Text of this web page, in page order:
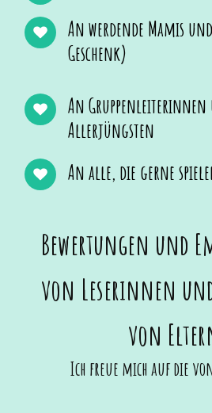
An werdende Mamis
Geschenk)
An
Allerjüngsten
An alle, die gerne
Bewertungen und
von Leserinnen
von
Ich freue mich auf die